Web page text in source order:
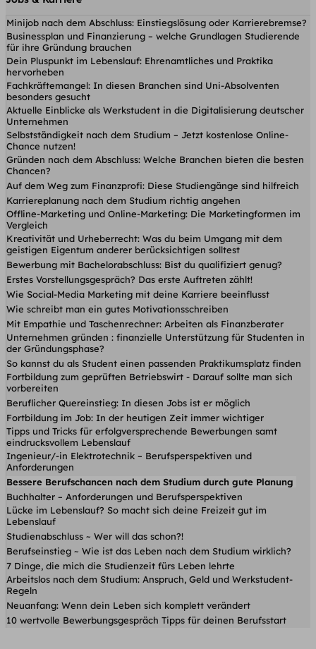
Minijob nach dem Abschluss: Einstiegslösung oder Karrierebremse?
Businessplan und Finanzierung – welche Grundlagen Studierende
für ihre Gründung brauchen
Dein Pluspunkt im Lebenslauf: Ehrenamtliches und Praktika
hervorheben
Fachkräftemangel: In diesen Branchen sind Uni-Absolventen
besonders gesucht
Aktuelle Einblicke als Werkstudent in die Digitalisierung deutscher
Unternehmen
Selbstständigkeit nach dem Studium – Jetzt kostenlose Online-
Chance nutzen!
Gründen nach dem Abschluss: Welche Branchen bieten die besten
Chancen?
Auf dem Weg zum Finanzprofi: Diese Studiengänge sind hilfreich
Karriereplanung nach dem Studium richtig angehen
Offline-Marketing und Online-Marketing: Die Marketingformen im
Vergleich
Kreativität und Urheberrecht: Was du beim Umgang mit dem
geistigen Eigentum anderer berücksichtigen solltest
Bewerbung mit Bachelorabschluss: Bist du qualifiziert genug?
Erstes Vorstellungsgespräch? Das erste Auftreten zählt!
Wie Social-Media Marketing mit deine Karriere beeinflusst
Wie schreibt man ein gutes Motivationsschreiben
Mit Empathie und Taschenrechner: Arbeiten als Finanzberater
Unternehmen gründen : finanzielle Unterstützung für Studenten in
der Gründungsphase?
So kannst du als Student einen passenden Praktikumsplatz finden
Fortbildung zum geprüften Betriebswirt - Darauf sollte man sich
vorbereiten
Beruflicher Quereinstieg: In diesen Jobs ist er möglich
Fortbildung im Job: In der heutigen Zeit immer wichtiger
Tipps und Tricks für erfolgversprechende Bewerbungen samt
eindrucksvollem Lebenslauf
Ingenieur/-in Elektrotechnik – Berufsperspektiven und
Anforderungen
Bessere Berufschancen nach dem Studium durch gute Planung
Buchhalter – Anforderungen und Berufsperspektiven
Lücke im Lebenslauf? So macht sich deine Freizeit gut im
Lebenslauf
Studienabschluss ~ Wer will das schon?!
Berufseinstieg ~ Wie ist das Leben nach dem Studium wirklich?
7 Dinge, die mich die Studienzeit fürs Leben lehrte
Arbeitslos nach dem Studium: Anspruch, Geld und Werkstudent-
Regeln
Neuanfang: Wenn dein Leben sich komplett verändert
10 wertvolle Bewerbungsgespräch Tipps für deinen Berufsstart